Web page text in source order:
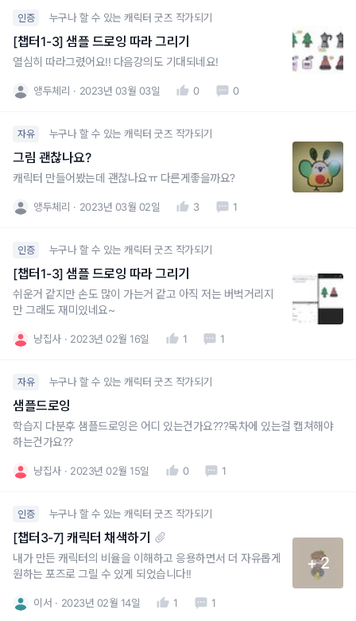
인증 누구나 할 수 있는 캐릭터 굿즈 작가되기
[챕터1-3] 샘플 드로잉 따라 그리기
열심히 따라그렸어요!! 다음강의도 기대되네요!
앵두체리 2023년 03월 03일 0 0
자유 누구나 할 수 있는 캐릭터 굿즈 작가되기
그림 괜찮나요?
캐릭터 만들어봤는데 괜찮나요ㅠ 다른게좋을까요?
앵두체리 2023년 03월 02일 3 1
인증 누구나 할 수 있는 캐릭터 굿즈 작가되기
[챕터1-3] 샘플 드로잉 따라 그리기
쉬운거 같지만 손도 많이 가는거 같고 아직 저는 버벅거리지
만 그래도 재미있네요~
냥집사 2023년 02월 16일 1 1
자유 누구나 할 수 있는 캐릭터 굿즈 작가되기
샘플드로잉
학습지 다분후 샘플드로잉은 어디 있는건가요???목차에 있는걸 캡쳐해야
하는건가요??
냥집사 2023년 02월 15일 0 1
인증 누구나 할 수 있는 캐릭터 굿즈 작가되기
[챕터3-7] 캐릭터 채색하기
내가 만든 캐릭터의 비율을 이해하고 응용하면서 더 자유롭게
원하는 포즈로 그릴 수 있게 되었습니다!!
+ 2
이서 2023년 02월 14일 1 1